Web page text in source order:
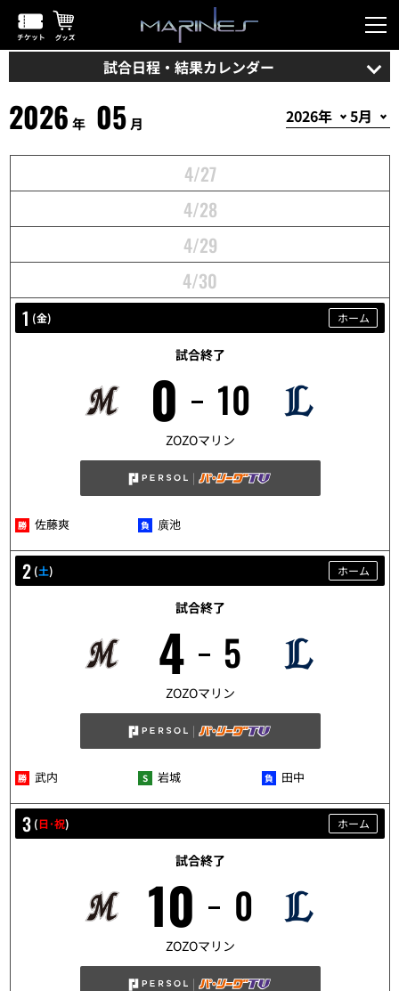
試合日程・結果カレンダー
2026 年 05 月
4/27
4/28
4/29
4/30
1 (金) ホーム
試合終了
0 10
ZOZOマリン
佐藤爽 廣池
2 (土) ホーム
試合終了
4 5
ZOZOマリン
武内 岩城 田中
5/3
3 (日･祝) ホーム
試合終了
10 0
ZOZOマリン